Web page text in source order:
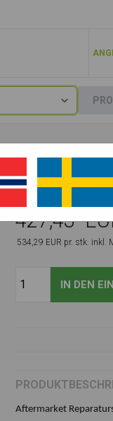
427,43
534,29 EUR pr. stk. inkl.
Aftermarket